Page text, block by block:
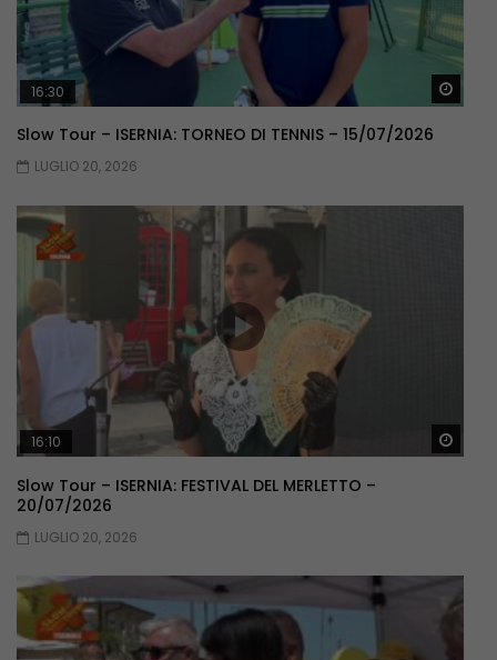
16:30
Slow Tour – ISERNIA: TORNEO DI TENNIS – 15/07/2026
LUGLIO 20, 2026
16:10
Slow Tour – ISERNIA: FESTIVAL DEL MERLETTO –
20/07/2026
LUGLIO 20, 2026